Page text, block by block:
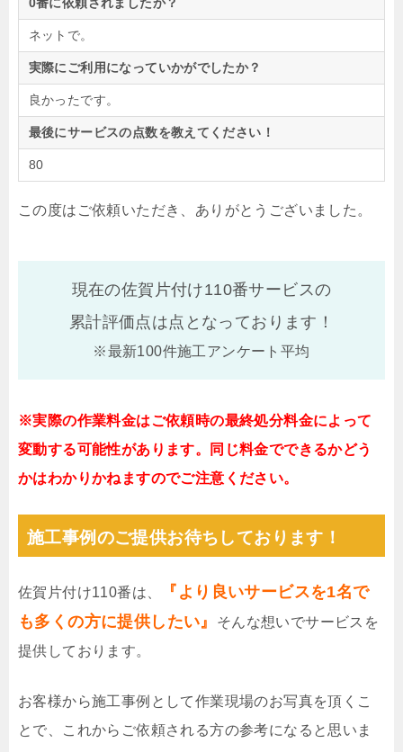
ネットで。
実際にご利用になっていかがでしたか？
良かったです。
最後にサービスの点数を教えてください！
80
この度はご依頼いただき、ありがとうございました。
現在の佐賀片付け110番サービスの
累計評価点は点となっております！
※最新100件施工アンケート平均
※実際の作業料金はご依頼時の最終処分料金によって
変動する可能性があります。同じ料金でできるかどう
かはわかりかねますのでご注意ください。
施工事例のご提供お待ちしております！
佐賀片付け110番は、
『より良いサービスを1名で
も多くの方に提供したい』
そんな想いでサービスを
提供しております。
お客様から施工事例として作業現場のお写真を頂くこ
とで、これからご依頼される方の参考になると思いま